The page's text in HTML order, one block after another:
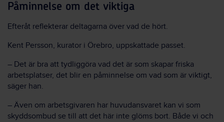
Påminnelse om det viktiga
Efteråt reflekterar deltagarna över vad de hört.
Kent Persson, kurator i Örebro, uppskattade passet.
– Det är bra att tydliggöra vad det är som skapar friska
arbetsplatser, det blir en påminnelse om vad som är viktigt,
säger han.
– Även om arbetsgivaren har huvudansvaret kan vi som
skyddsombud se till att det här inte glöms bort. Både vi och